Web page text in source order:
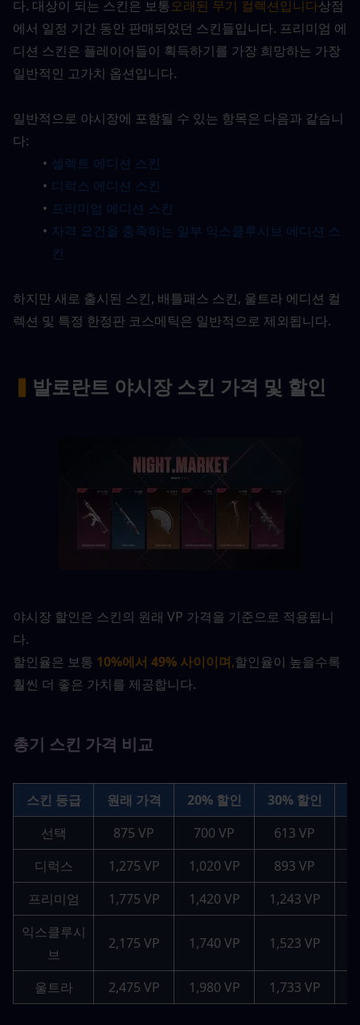
다. 대상이 되는 스킨은 보통오래된 무기 컬렉션입니다상점
에서 일정 기간 동안 판매되었던 스킨들입니다. 프리미엄 에
디션 스킨은 플레이어들이 획득하기를 가장 희망하는 가장
일반적인 고가치 옵션입니다.
일반적으로 야시장에 포함될 수 있는 항목은 다음과 같습니
다:
셀렉트 에디션 스킨
디럭스 에디션 스킨
프리미엄 에디션 스킨
자격 요건을 충족하는 일부 익스클루시브 에디션 스
킨
하지만 새로 출시된 스킨, 배틀패스 스킨, 울트라 에디션 컬
렉션 및 특정 한정판 코스메틱은 일반적으로 제외됩니다.
▍ 발로란트 야시장 스킨 가격 및 할인
야시장 할인은 스킨의 원래 VP 가격을 기준으로 적용됩니
다.
할인율은 보통 10%에서 49% 사이이며,할인율이 높을수록
훨씬 더 좋은 가치를 제공합니다.
총기 스킨 가격 비교
스킨 등급 원래 가격 20% 할인 30% 할인
선택
875 VP 700 VP 613 VP
디럭스
1,275 VP 1,020 VP 893 VP
프리미엄
1,775 VP 1,420 VP 1,243 VP
익스클루시
브
2,175 VP 1,740 VP 1,523 VP
울트라 2,475 VP 1,980 VP 1,733 VP